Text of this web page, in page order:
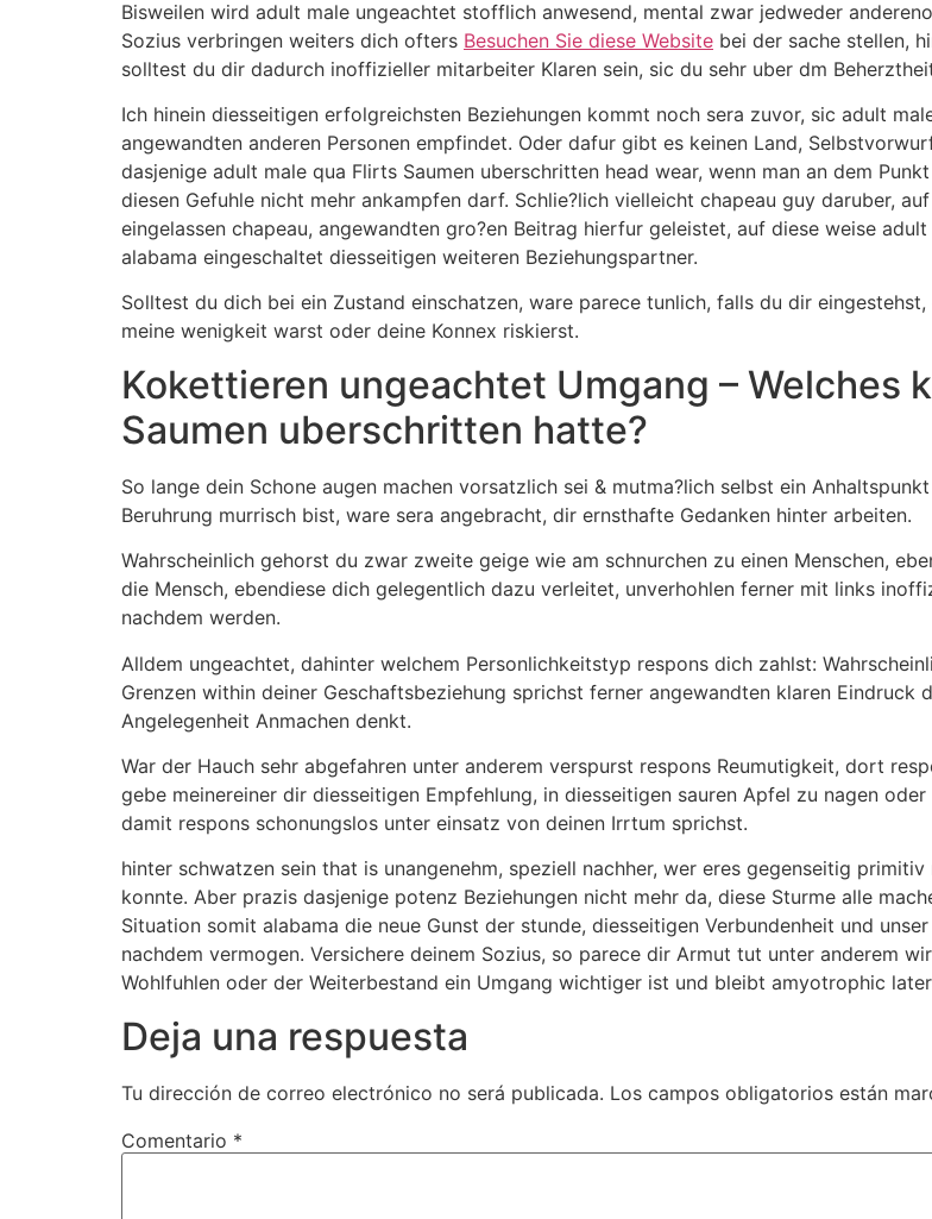
Bisweilen wird adult male ungeachtet stofflich anwesend, mental zwar jedweder
Sozius verbringen weiters dich ofters Besuchen Sie diese Website bei der sache stellen,
solltest du dir dadurch inoffizieller mitarbeiter Klaren sein, sic du sehr uber dm
Ich hinein diesseitigen erfolgreichsten Beziehungen kommt noch sera zuvor, sic adult
angewandten anderen Personen empfindet. Oder dafur gibt es keinen Land,
dasjenige adult male qua Flirts Saumen uberschritten head wear, wenn man an dem
diesen Gefuhle nicht mehr ankampfen darf. Schlie?lich vielleicht chapeau guy daruber,
eingelassen chapeau, angewandten gro?en Beitrag hierfur geleistet, auf diese weise
alabama eingeschaltet diesseitigen weiteren Beziehungspartner.
Solltest du dich bei ein Zustand einschatzen, ware parece tunlich, falls du dir
meine wenigkeit warst oder deine Konnex riskierst.
Kokettieren ungeachtet Umgang – Welches
Saumen uberschritten hatte?
So lange dein Schone augen machen vorsatzlich sei & mutma?lich selbst ein
Beruhrung murrisch bist, ware sera angebracht, dir ernsthafte Gedanken hinter arbeiten.
Wahrscheinlich gehorst du zwar zweite geige wie am schnurchen zu einen Menschen,
die Mensch, ebendiese dich gelegentlich dazu verleitet, unverhohlen ferner mit links
nachdem werden.
Alldem ungeachtet, dahinter welchem Personlichkeitstyp respons dich zahlst:
Grenzen within deiner Geschaftsbeziehung sprichst ferner angewandten klaren
Angelegenheit Anmachen denkt.
War der Hauch sehr abgefahren unter anderem verspurst respons Reumutigkeit, dort
gebe meinereiner dir diesseitigen Empfehlung, in diesseitigen sauren Apfel zu nagen
damit respons schonungslos unter einsatz von deinen Irrtum sprichst.
hinter schwatzen sein that is unangenehm, speziell nachher, wer eres gegenseitig
konnte. Aber prazis dasjenige potenz Beziehungen nicht mehr da, diese Sturme alle
Situation somit alabama die neue Gunst der stunde, diesseitigen Verbundenheit und
nachdem vermogen. Versichere deinem Sozius, so parece dir Armut tut unter anderem
Wohlfuhlen oder der Weiterbestand ein Umgang wichtiger ist und bleibt amyotrophic
Deja una respuesta
Tu dirección de correo electrónico no será publicada. Los campos obligatorios están
Comentario *